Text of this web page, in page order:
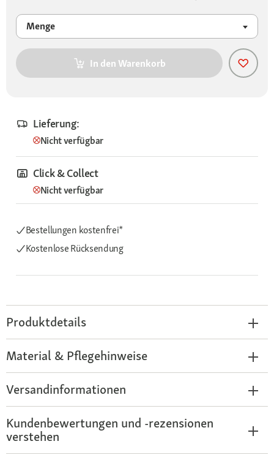
Menge
In den Warenkorb
Lieferung:
Nicht verfügbar
Click & Collect
Nicht verfügbar
Bestellungen kostenfrei*
Kostenlose Rücksendung
Produktdetails
Material & Pflegehinweise
Versandinformationen
Kundenbewertungen und -rezensionen
verstehen